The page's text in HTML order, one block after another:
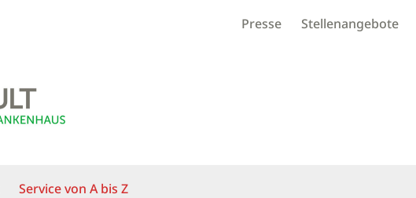
Presse Stellenangebote
Service von A bis Z